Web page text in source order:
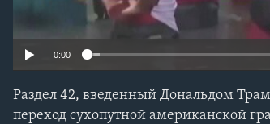
0:00
Раздел 42, введенный Дональдом
переход сухопутной американской